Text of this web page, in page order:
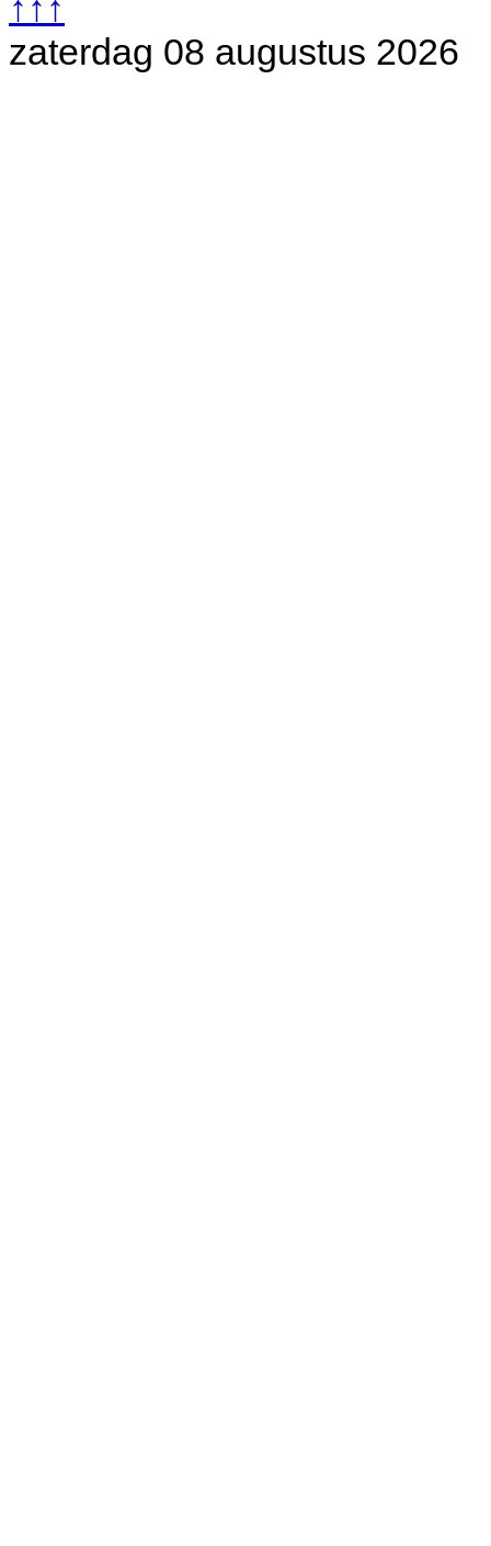
zaterdag 08 augustus 2026